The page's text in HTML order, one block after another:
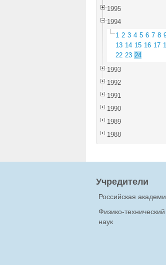
1995
1994
1 2 3 4 5 6 7 8
13 14 15 16 17
22 23 24
1993
1992
1991
1990
1989
1988
Учредители
Российская
Физико-
наук